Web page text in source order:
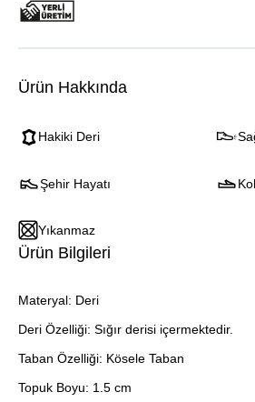
Ürün Hakkında
Hakiki Deri
Şehir Hayatı
Yıkanmaz
Ürün Bilgileri
Materyal: Deri
Deri Özelliği: Sığır derisi içermektedir.
Taban Özelliği: Kösele Taban
Topuk Boyu: 1.5 cm